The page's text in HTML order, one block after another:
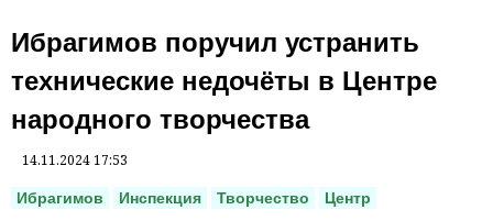
Ибрагимов поручил устранить
технические недочёты в Центре
народного творчества
14.11.2024 17:53
Ибрагимов Инспекция Творчество Центр